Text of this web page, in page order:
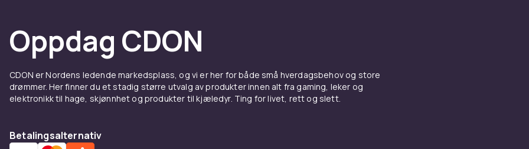
Oppdag CDON
CDON er Nordens ledende markedsplass, og vi er her for både små hverdagsbehov og store
drømmer. Her finner du et stadig større utvalg av produkter innen alt fra gaming, leker og
elektronikk til hage, skjønnhet og produkter til kjæledyr. Ting for livet, rett og slett.
Betalingsalternativ